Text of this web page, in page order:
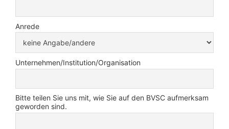
Anrede
Unternehmen/Institution/Organisation
Bitte teilen Sie uns mit, wie Sie auf den BVSC aufmerksam
geworden sind.